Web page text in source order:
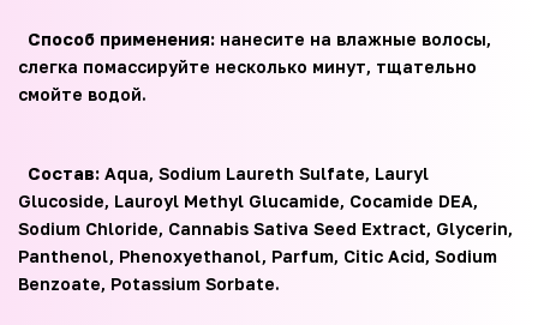
Способ применения: нанесите на влажные волосы,
слегка помассируйте несколько минут, тщательно
смойте водой.
Состав: Aqua, Sodium Laureth Sulfate, Lauryl
Glucoside, Lauroyl Methyl Glucamide, Cocamide DEA,
Sodium Chloride, Cannabis Sativa Seed Extract, Glycerin,
Panthenol, Phenoxyethanol, Parfum, Citic Acid, Sodium
Benzoate, Potassium Sorbate.